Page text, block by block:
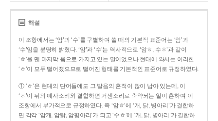
해설
이 조항에서는 ‘암’과 ‘수’를 구별하여 쓸 때의 기본적 표준어는 ‘암’과
‘수’임을 분명히 밝혔다. ‘암’과 ‘수’는 역사적으로 ‘암ㅎ, 수ㅎ’과 같이
‘ㅎ’을 맨 마지막 음으로 가지고 있는 말이었으나 현대에 와서는 이러한
‘ㅎ’이 모두 떨어졌으므로 떨어진 형태를 기본적인 표준어로 규정하였다.
① ‘ㅎ’은 현대의 단어들에도 그 발음의 흔적이 많이 남아 있는데, 이
‘ㅎ’이 뒤의 예사소리와 결합하면 거센소리로 축약되는 일이 흔하여 이
조항에서 부가적으로 규정하였다. 즉 ‘암ㅎ’에 ‘개, 닭, 병아리’가 결합하
면 각각 ‘암캐, 암탉, 암평아리’가 되고 ‘수ㅎ’에 ‘개, 닭, 병아리’가 결합하